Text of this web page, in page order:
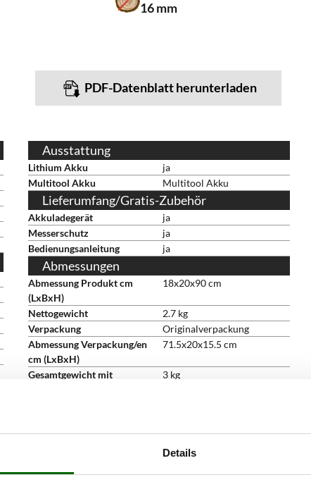
Details
16 mm
PDF-Datenblatt herunterladen
Ausstattung
Lithium Akku
ja
Multitool Akku
Multitool Akku
Lieferumfang/Gratis-Zubehör
Akkuladegerät
ja
Messerschutz
ja
Bedienungsanleitung
ja
Abmessungen
Abmessung Produkt cm
(LxBxH)
18x20x90 cm
Nettogewicht
2.7 kg
Verpackung
Originalverpackung
Abmessung Verpackung/en
cm (LxBxH)
71.5x20x15.5 cm
Gesamtgewicht mit
3 kg